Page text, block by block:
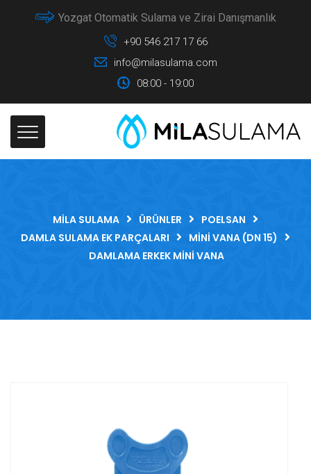
Yozgat Otomatik Sulama ve Zirai Danışmanlık
+90 546 217 17 66
info@milasulama.com
08:00 - 19:00
MILA SULAMA ÜRÜNLER
POELSAN
DAMLA SULAMA EK PARÇALARI
MINI VANA (DN 15)
DAMLAMA ERKEK MINI VANA